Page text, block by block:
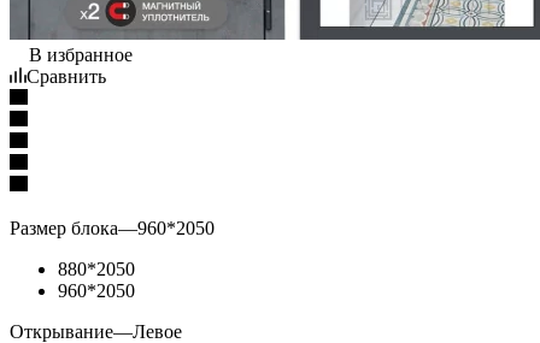
В избранное
Сравнить
Размер блока—960*2050
880*2050
960*2050
Открывание—Левое